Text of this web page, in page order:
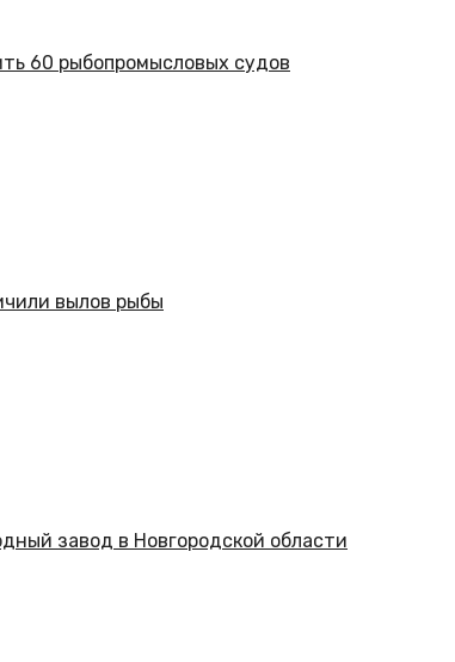
60 рыбопромысловых судов
вылов рыбы
завод в Новгородской области